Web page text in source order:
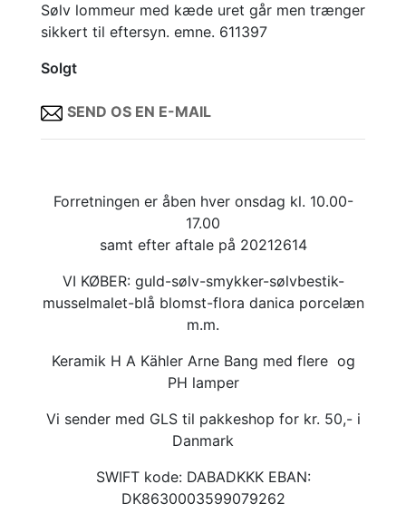
Sølv lommeur med kæde uret går men trænger
sikkert til eftersyn. emne. 611397
Solgt
SEND OS EN E-MAIL
Forretningen er åben hver onsdag kl. 10.00-
17.00
samt efter aftale på 20212614
VI KØBER: guld-sølv-smykker-sølvbestik-
musselmalet-blå blomst-flora danica porcelæn
m.m.
Keramik H A Kähler Arne Bang med flere og
PH lamper
Vi sender med GLS til pakkeshop for kr. 50,- i
Danmark
SWIFT kode: DABADKKK EBAN:
DK8630003599079262